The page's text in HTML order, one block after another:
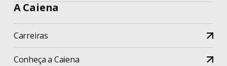
A Caiena
Carreiras
Conheça a Caiena